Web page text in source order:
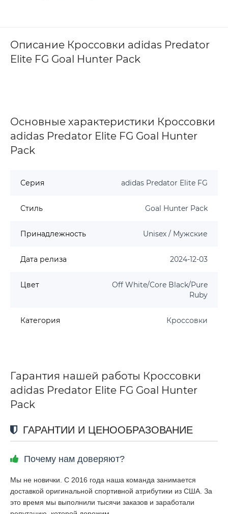
Описание Кроссовки adidas Predator
Elite FG Goal Hunter Pack
Основные характеристики Кроссовки
adidas Predator Elite FG Goal Hunter
Pack
Серия adidas Predator Elite FG
Стиль Goal Hunter Pack
Принадлежность Unisex / Мужские
Дата релиза 2024-12-03
Цвет
Off White/Core Black/Pure
Ruby
Категория Кроссовки
Гарантия нашей работы Кроссовки
adidas Predator Elite FG Goal Hunter
Pack
ГАРАНТИИ И ЦЕНООБРАЗОВАНИЕ
Почему нам доверяют?
Мы не новички. С 2016 года наша команда занимается
доставкой оригинальной спортивной атрибутики из США. За
это время мы выполнили тысячи заказов и заработали